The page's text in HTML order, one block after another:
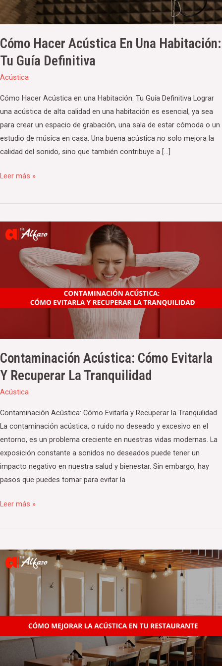
Cómo Hacer Acústica En Una Habitación:
Tu Guía Definitiva
Acústica
Cómo Hacer Acústica en una Habitación: Tu Guía Definitiva Lograr
una acústica de alta calidad en una habitación es esencial, ya sea
para crear un espacio de grabación, una sala de estar cómoda o un
estudio de música en casa. Una buena acústica no solo mejora la
calidad del sonido, sino que también contribuye a […]
Guía
Definitiva
Leer más »
Contaminación Acústica: Cómo Evitarla
Y Recuperar La Tranquilidad
Acústica
Contaminación Acústica: Cómo Evitarla y Recuperar la Tranquilidad
La contaminación acústica, o ruido no deseado y excesivo en el
entorno, es un problema creciente en nuestras vidas modernas. La
exposición constante a sonidos no deseados puede tener un
impacto negativo en nuestra salud y bienestar. Sin embargo, hay
pasos que puedes tomar para evitar la
Contaminación
Acústica:
Cómo
Evitarla
la
Leer más »
Cómo
Mejorar
Acústica
Restaurante